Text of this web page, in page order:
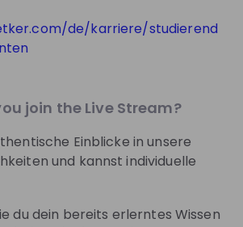
atDr.
Business Intelligence
no upcoming live streams
on upcoming live streams!
de/karriere/studierend
join the Live Stream?
Einblicke in unsere
und kannst individuelle
du dein bereits erlerntes Wissen